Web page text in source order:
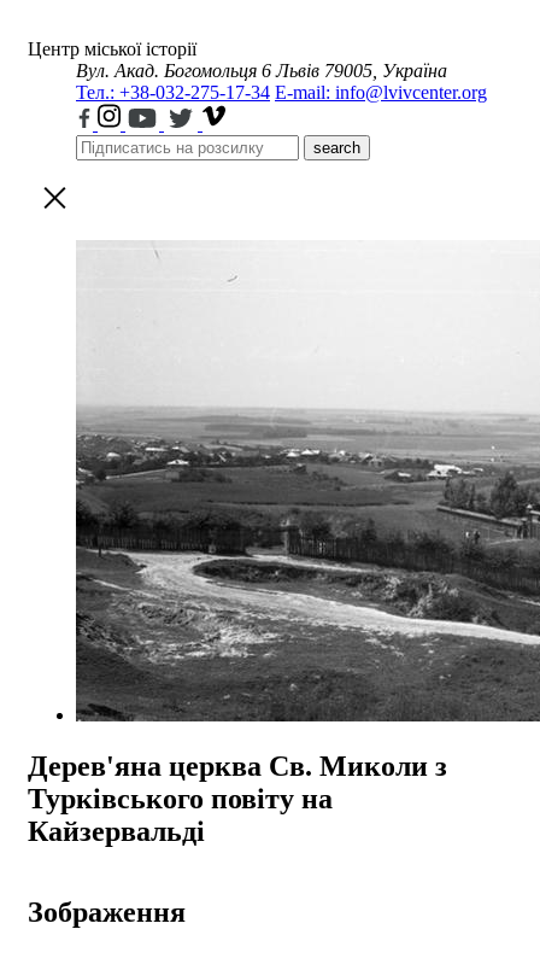
Центр міської історії
Вул. Акад. Богомольця 6 Львів 79005, Україна
Тел.: +38-032-275-17-34 E-mail: info@lvivcenter.org
search
Дерев'яна церква Св. Миколи з
Турківського повіту на
Кайзервальді
Зображення